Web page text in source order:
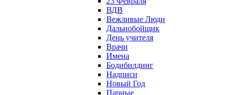
ВДВ
Вежливые Люди
Дальнобойщик
День учителя
Врачи
Имена
Бодибилдинг
Надписи
Новый Год
Парные